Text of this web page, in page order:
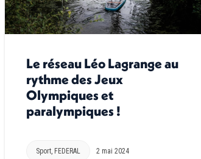
Le réseau Léo Lagrange au
rythme des Jeux
Olympiques et
paralympiques !
Sport FEDERAL 2 mai 2024